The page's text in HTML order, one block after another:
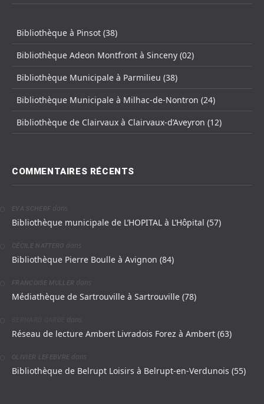
Bibliothèque à Pinsot (38)
Bibliothèque Adeon Montfront à Sinceny (02)
Bibliothèque Municipale à Parmilieu (38)
Bibliothèque Municipale à Milhac-de-Nontron (24)
Bibliothèque de Clairvaux à Clairvaux-d’Aveyron (12)
COMMENTAIRES RÉCENTS
EVA SCHERF dans
Bibliothèque municipale de L’HOPITAL à L’Hôpital (57)
CÉCILE NATTERO dans
Bibliothèque Pierre Boulle à Avignon (84)
FRANCOISE MULLER dans
Médiathèque de Sartrouville à Sartrouville (78)
dans
Réseau de lecture Ambert Livradois Forez à Ambert (63)
OLIVIER LEFEBVRE dans
Bibliothèque de Belrupt Loisirs à Belrupt-en-Verdunois (55)